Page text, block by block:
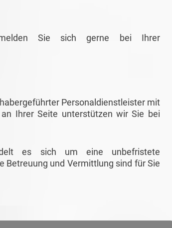
melden Sie sich gerne bei Ihrer
Personaldienstleister mit
Ihrer Seite unterstützen wir Sie bei
es sich um eine unbefristete
Betreuung und Vermittlung sind für Sie